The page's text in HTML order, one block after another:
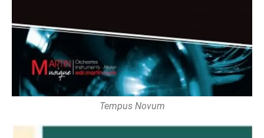
Tempus Novum